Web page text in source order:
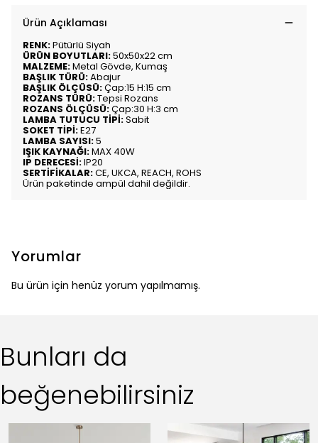
Ürün Açıklaması
RENK:Pütürlü Siyah
ÜRÜN BOYUTLARI:50x50x22 cm
MALZEME:Metal Gövde, Kumaş
BAŞLIK TÜRÜ:Abajur
BAŞLIK ÖLÇÜSÜ:Çap:15 H:15 cm
ROZANS TÜRÜ:Tepsi Rozans
ROZANS ÖLÇÜSÜ:Çap:30 H:3 cm
LAMBA TUTUCU TİPİ:Sabit
SOKET TİPİ:E27
LAMBA SAYISI:5
IŞIK KAYNAĞI:MAX 40W
IP DERECESİ:IP20
SERTİFİKALAR:CE, UKCA, REACH, ROHS
Ürün paketinde ampül dahil değildir.
Yorumlar
Bu ürün için henüz yorum yapılmamış.
Bunları da
beğenebilirsiniz